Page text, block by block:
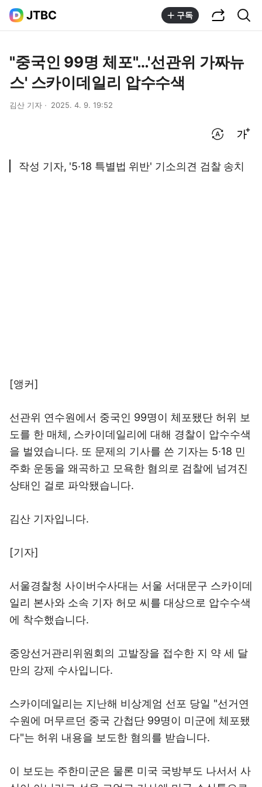
JTBC 구독
"중국인 99명 체포"…'선관위 가짜뉴
스' 스카이데일리 압수수색
김산 기자 2025. 4. 9. 19:52
작성 기자, '5·18 특별법 위반' 기소의견 검찰 송치
[앵커]
선관위 연수원에서 중국인 99명이 체포됐단 허위 보
도를 한 매체, 스카이데일리에 대해 경찰이 압수수색
을 벌였습니다. 또 문제의 기사를 쓴 기자는 5·18 민
주화 운동을 왜곡하고 모욕한 혐의로 검찰에 넘겨진
상태인 걸로 파악됐습니다.
김산 기자입니다.
[기자]
서울경찰청 사이버수사대는 서울 서대문구 스카이데
일리 본사와 소속 기자 허모 씨를 대상으로 압수수색
에 착수했습니다.
중앙선거관리위원회의 고발장을 접수한 지 약 세 달
만의 강제 수사입니다.
스카이데일리는 지난해 비상계엄 선포 당일 "선거연
수원에 머무르던 중국 간첩단 99명이 미군에 체포됐
다"는 허위 내용을 보도한 혐의를 받습니다.
이 보도는 주한미군은 물론 미국 국방부도 나서서 사